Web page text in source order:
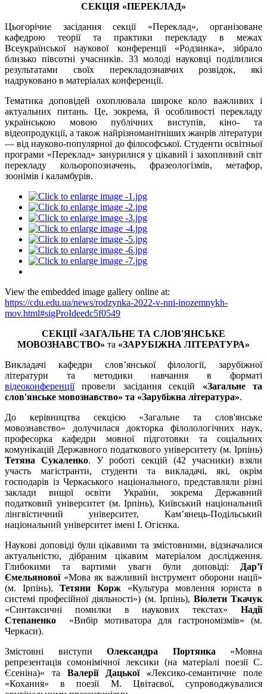
СЕКЦІЯ «ПЕРЕКЛАД»
Цьогорічне засідання секції «Переклад», організоване
кафедрою теорії та практики перекладу в межах
Всеукраїнської наукової конференції «Родзинка», зібрало
близько півсотні учасників. 33 молоді науковці поділилися
результатами своїх перекладознавчих розвідок, які
надруковано в матеріалах конференції.
Тематика доповідей охоплювала широке коло важливих і
актуальних питань. Це, зокрема, й особливості перекладу
українською мовою публічних виступів, кіно- та
відеопродукції, а також найрізноманітніших жанрів літератури
— від науково-популярної до філософської. Студенти освітньої
програми «Переклад» занурилися у цікавий і захопливий світ
перекладу кольоропозначень, фразеологізмів, метафор,
зоонімів і каламбурів.
View the embedded image gallery online at:
https://cdu.edu.ua/news/rodzynka-2022-v-nni-inozemnykh-
mov.html#sigProIdeedc5f0549
СЕКЦІЇ «ЗАГАЛЬНЕ ТА CЛОВ'ЯНСЬКЕ
МОВОЗНАВСТВО» та «ЗАРУБІЖНА ЛІТЕРАТУРА»
Викладачі кафедри слов’янської філології, зарубіжної
літератури та методики навчання в форматі
відеоконференціїпровели засідання секцій «Загальне та
слов'янське мовознавство» та «Зарубіжна література».
До керівництва секцією «Загальне та слов'янське
мовознавство» долучилася докторка філолологічних наук,
професорка кафедри мовної підготовки та соціальних
комунікацій Державного податкового університету (м. Ірпінь)
Тетяна Сукаленко. У роботі секцій (42 учасники) взяли
участь магістранти, студенти та викладачі, які, окрім
господарів із Черкаського національного, представляли різні
заклади вищої освіти України, зокрема Державний
податковий університет (м. Ірпінь), Київський національний
лінгвістичний університет, Кам’янець-Подільський
національний університет імені І. Огієнка.
Наукові доповіді були цікавими та змістовними, відзначалися
актуальністю, дібраним цікавим матеріалом дослідження.
Глибокими та вартими уваги були доповіді:
Дар’ї
Ємельянової «Мова як важливий інструмент оборони нації»
(м. Ірпінь), Тетяни Корж «Культура мовлення юриста в
системі професійної діяльності») (м. Ірпінь), Віолети Ткачук
«Синтаксичні помилки в наукових текстах» Надії
Степаненко
«Вибір мотиватора для гастрономізмів» (м.
Черкаси).
Змістовні виступи Олександра Портянка «Мовна
репрезентація сомонімічної лексики (на матеріалі поезії С.
Єсеніна)» та Валерії Дацької«Лексико-семантичне поле
«Кохання» в поезії М. Цвітаєвої, супроводжувалися